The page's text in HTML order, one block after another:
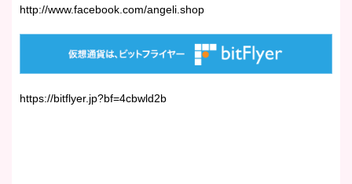
http://www.facebook.com/angeli.shop
https://bitflyer.jp?bf=4cbwld2b